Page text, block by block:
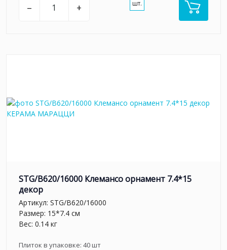
– + шт.
STG/B620/16000 Клемансо орнамент 7.4*15
декор
Артикул: STG/B620/16000
Размер: 15*7.4 см
Вес: 0.14 кг
Плиток в упаковке: 40шт